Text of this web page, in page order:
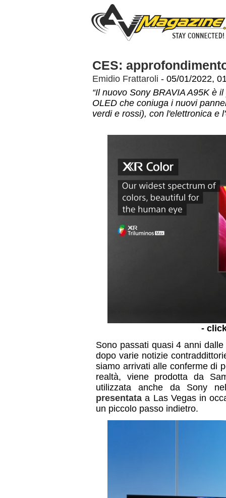
CES:
Emidio Frattaroli - 05/01/2022,
“Il nuovo Sony BRAVIA A95K è
OLED che coniuga i nuovi
verdi e rossi), con l'elettronica e
-
Sono passati quasi 4 anni dalle
dopo varie notizie
siamo arrivati alle conferme di
realtà, viene prodotta da
utilizzata anche da Sony
presentata a Las Vegas in
un piccolo passo indietro.